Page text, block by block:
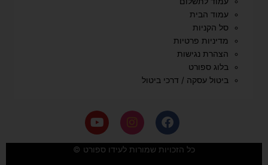
עמוד הבית
סל הקניות
מדיניות פרטיות
הצהרת נגישות
בלוג ספורט
ביטול עסקה / דרכי ביטול
F
a
c
e
I
n
s
t
Y
o
u
t
כל הזכויות שמורות לעידו ספורט ©